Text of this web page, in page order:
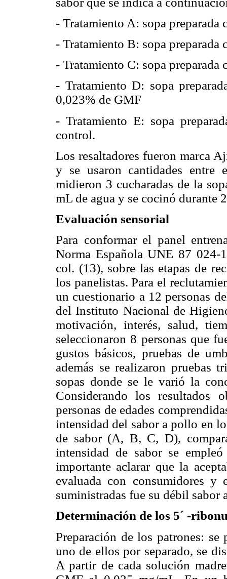
- Tratamiento A: sopa preparada
- Tratamiento B: sopa
- Tratamiento C: sopa
- Tratamiento D: sopa
0,023% de GMF
- Tratamiento E: sopa
control.
Los resaltadores fueron marca
y se usaron cantidades entre
midieron 3 cucharadas de la
mL de agua y se cocinó durante
Evaluación sensorial
Para conformar el panel
Norma Española UNE 87
col. (13), sobre las etapas de
los panelistas. Para el
un cuestionario a 12 personas
del Instituto Nacional de
motivación, interés, salud,
seleccionaron 8 personas que
gustos básicos, pruebas de
además se realizaron pruebas
sopas donde se le varió la
Considerando los resultados
personas de edades
intensidad del sabor a pollo en
de sabor (A, B, C, D),
intensidad de sabor se
importante aclarar que la
evaluada con consumidores y
suministradas fue su débil sabor
Determinación de los 5´ -
Preparación de los patrones:
uno de ellos por separado, se
A partir de cada solución